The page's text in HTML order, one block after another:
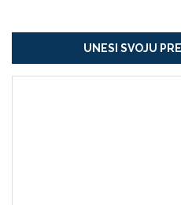
UNESI SVOJU